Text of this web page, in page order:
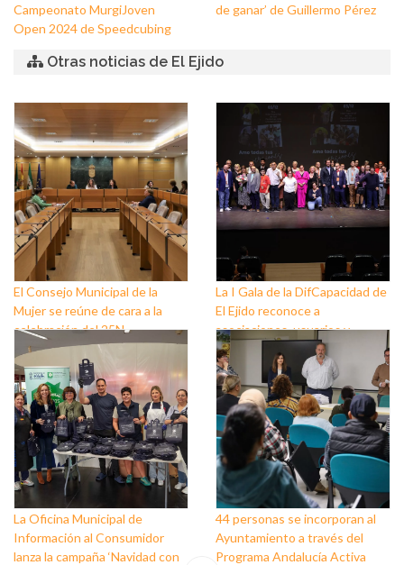
Campeonato MurgiJoven
Open 2024 de Speedcubing
de ganar’ de Guillermo Pérez
Otras noticias de El Ejido
El Consejo Municipal de la
Mujer se reúne de cara a la
celebración del 25N
La I Gala de la DifCapacidad de
El Ejido reconoce a
asociaciones, usuarios y
personas que trabajan a favor
de este colectivo
La Oficina Municipal de
Información al Consumidor
lanza la campaña ‘Navidad con
44 personas se incorporan al
Ayuntamiento a través del
Programa Andalucía Activa